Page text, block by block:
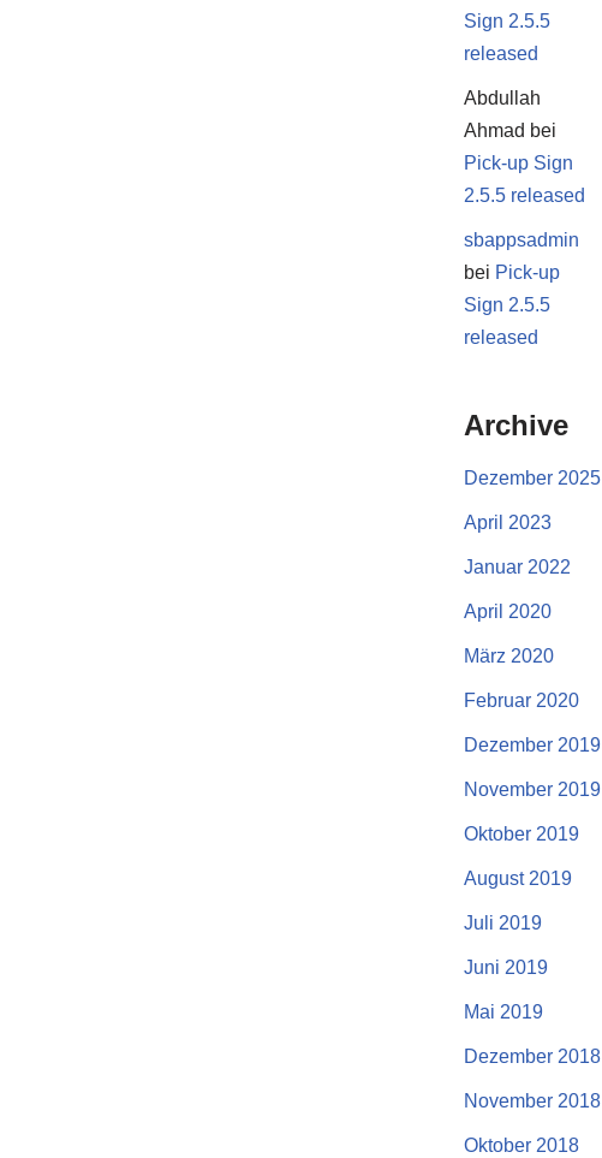
Sign 2.5.5
released
Abdullah
Ahmad bei
Pick-up Sign
2.5.5 released
sbappsadmin
bei Pick-up
Sign 2.5.5
released
Archive
Dezember 2025
April 2023
Januar 2022
April 2020
März 2020
Februar 2020
Dezember 2019
November 2019
Oktober 2019
August 2019
Juli 2019
Juni 2019
Mai 2019
Dezember 2018
November 2018
Oktober 2018